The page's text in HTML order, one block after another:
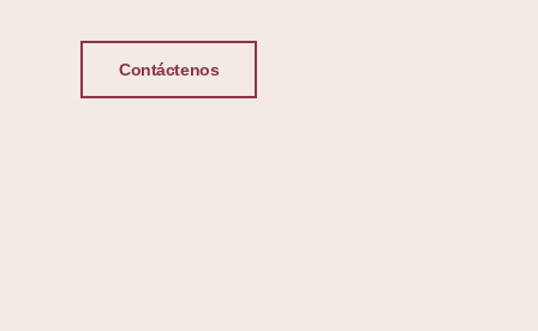
Contáctenos